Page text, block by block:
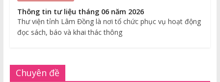
Thông tin tư liệu tháng 06 năm 2026
Thư viện tỉnh Lâm Đồng là nơi tổ chức phục vụ hoạt động
đọc sách, báo và khai thác thông
Chuyên đề